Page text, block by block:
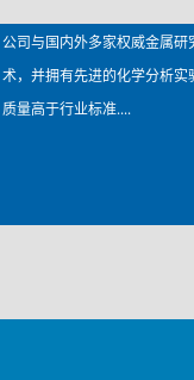
公司与国内外多家权威金属
术，并拥有先进的化学分析
质量高于行业标准....